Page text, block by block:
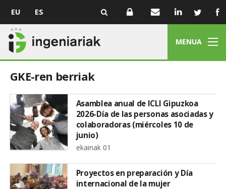
EU ES
MENUA
GKE-ren berriak
Asamblea anual de ICLI Gipuzkoa
2026-Día de las personas asociadas y
colaboradoras (miércoles 10 de
junio)
ekainak 01
Proyectos en preparación y Día
internacional de la mujer